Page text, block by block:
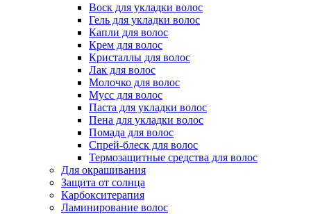
Воск для укладки волос
Гель для укладки волос
Капли для волос
Крем для волос
Кристаллы для волос
Лак для волос
Молочко для волос
Мусс для волос
Паста для укладки волос
Пена для укладки волос
Помада для волос
Спрей-блеск для волос
Термозащитные средства для волос
Для окрашивания
Защита от солнца
Карбокситерапия
Ламинирование волос